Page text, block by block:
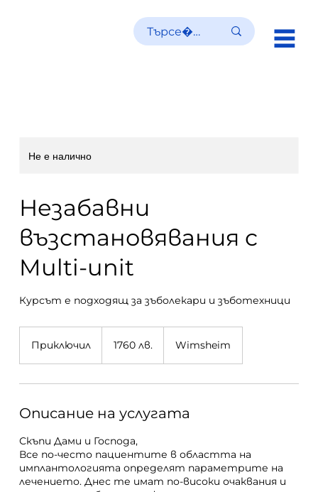
Не е налично
Незабавни
възстановявания с
Multi-unit
Курсът е подходящ за зъболекари и зъботехници
Приключил
к
ю
и
л
лева1760 лв. Wimsheim
Описание на услугата
Скъпи Дами и Господа,
Все по-често пациентите в областта на
имплантологията определят параметрите на
лечението. Днес те имат по-високи очаквания и